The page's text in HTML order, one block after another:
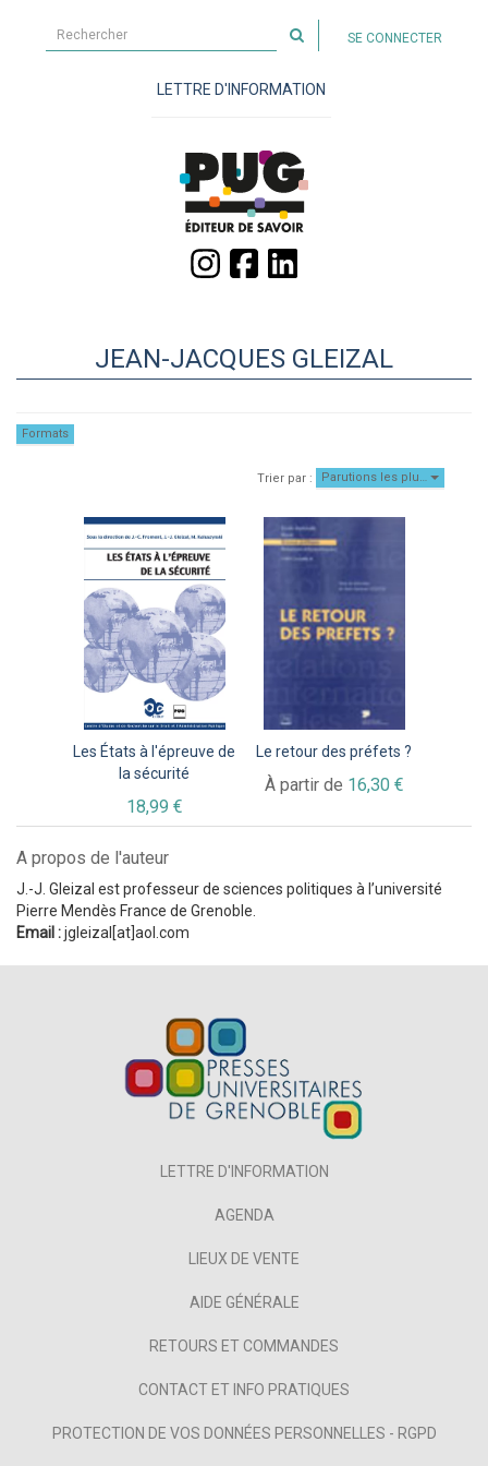
sur
site
SE CONNECTER
LETTRE D'INFORMATION
JEAN-JACQUES GLEIZAL
Formats
Trier par : Parutions les plu…
Les États à l'épreuve de
la sécurité
18,99 €
Le retour des préfets ?
À partir de 16,30 €
A propos de l'auteur
J.-J. Gleizal est professeur de sciences politiques à l’université
Pierre Mendès France de Grenoble.
Email :jgleizal[at]aol.com
LETTRE D'INFORMATION
AGENDA
LIEUX DE VENTE
AIDE GÉNÉRALE
RETOURS ET COMMANDES
CONTACT ET INFO PRATIQUES
PROTECTION DE VOS DONNÉES PERSONNELLES - RGPD